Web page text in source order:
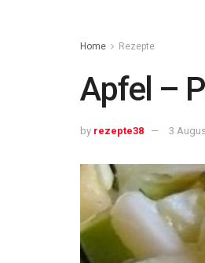
Home Rezepte
Apfel –
by rezepte38 3